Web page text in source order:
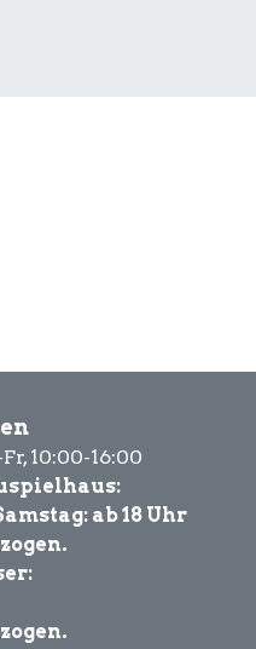
10:00-16:00
ab 18 Uhr